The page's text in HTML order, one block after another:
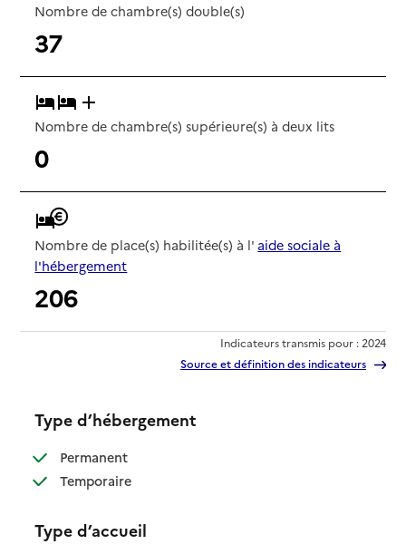
Nombre de chambre(s) double(s)
37
Nombre de chambre(s) supérieure(s) à deux lits
0
Nombre de place(s) habilitée(s) à l' aide sociale à
l'hébergement
206
Indicateurs transmis pour : 2024
Source et définition des indicateurs
Type d’hébergement
Permanent: disponible
Temporaire: disponible
Type d’accueil